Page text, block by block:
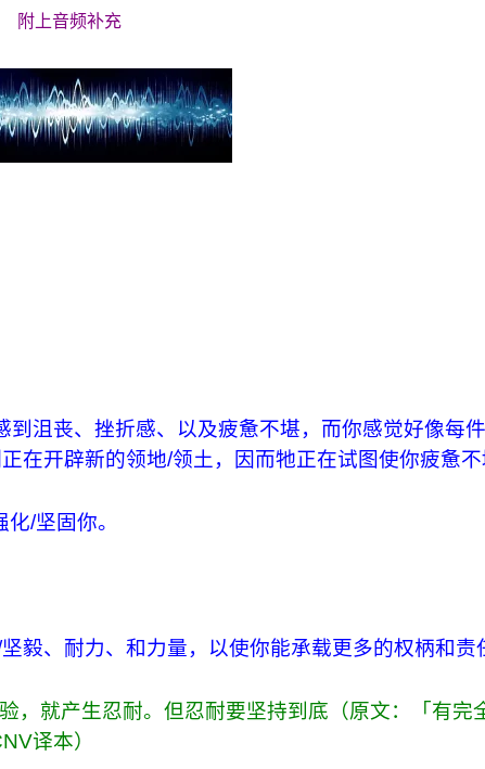
附上音频补充
沮丧、挫折感、以及疲惫不堪，而你感觉好像每
在开辟新的领地/领土，因而牠正在试图使你疲惫不
/坚固你。
毅、耐力、和力量，以使你能承载更多的权柄和责
，就产生忍耐。但忍耐要坚持到底（原文：「有完
译本）